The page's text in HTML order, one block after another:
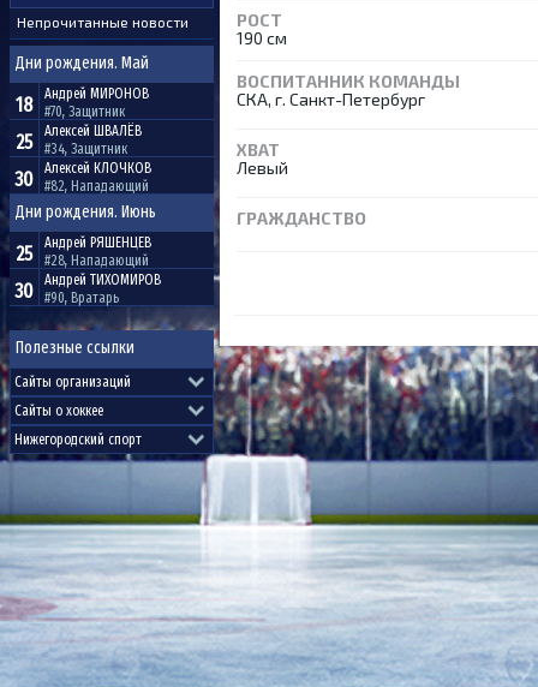
Непрочитанные новости
Дни рождения. Май
18 Андрей МИРОНОВ
#70, Защитник
25 Алексей ШВАЛЁВ
#34, Защитник
30 Алексей КЛОЧКОВ
#82, Нападающий
Дни рождения. Июнь
25 Андрей РЯШЕНЦЕВ
#28, Нападающий
30 Андрей ТИХОМИРОВ
#90, Вратарь
Полезные ссылки
РОСТ
190 см
ВОСПИТАННИК КОМАНДЫ
СКА, г. Санкт-Петербург
ХВАТ
Левый
ГРАЖДАНСТВО